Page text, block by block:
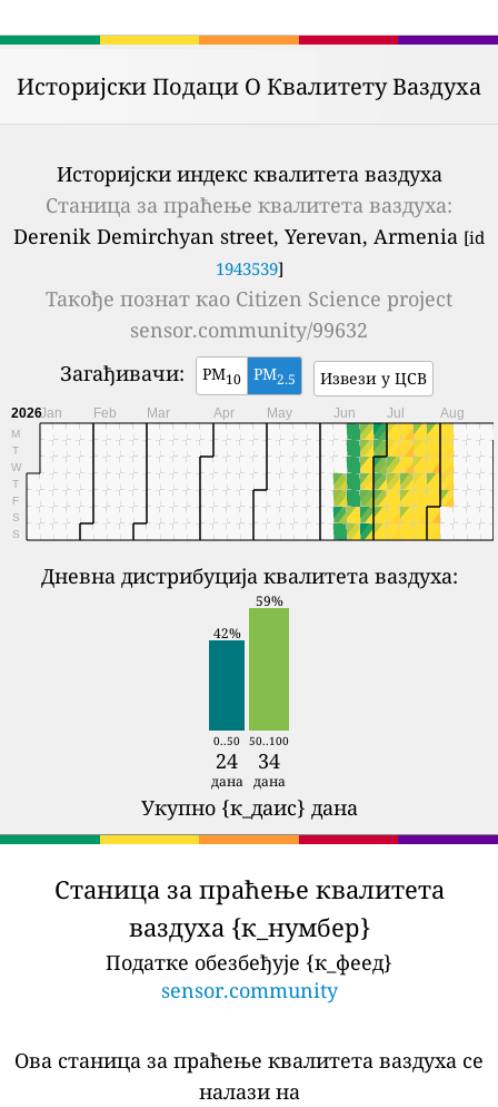
Историјски Подаци О Квалитету Ваздуха
Историјски индекс квалитета ваздуха
Станица за праћење квалитета ваздуха:
Derenik Demirchyan street, Yerevan, Armenia [id
1943539]
Такође познат као Citizen Science project
sensor.community/99632
Загађивачи:
PM10 PM2.5 Извези у ЦСВ
2026
M
T
W
T
F
S
S
Jan Feb Mar Apr May Jun Jul Aug
Дневна дистрибуција квалитета ваздуха:
42%
59%
0..50 50..100
24 34
дана дана
Укупно {к_даис} дана
Станица за праћење квалитета
ваздуха {к_нумбер}
Податке обезбеђује {к_феед}
sensor.community
Ова станица за праћење квалитета ваздуха се
налази на